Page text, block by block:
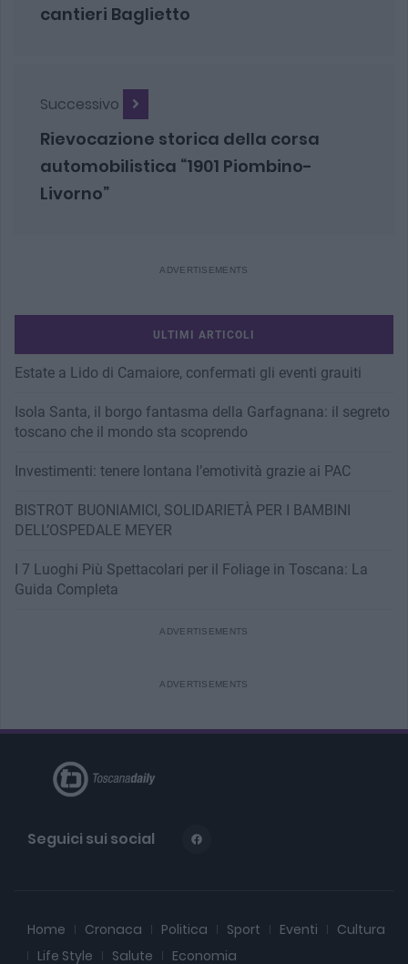
cantieri Baglietto
Successivo
Rievocazione storica della corsa
automobilistica “1901 Piombino-
Livorno”
ULTIMI ARTICOLI
Estate a Lido di Camaiore, confermati gli eventi grauiti
Isola Santa, il borgo fantasma della Garfagnana: il segreto
toscano che il mondo sta scoprendo
Investimenti: tenere lontana l’emotività grazie ai PAC
BISTROT BUONIAMICI, SOLIDARIETÀ PER I BAMBINI
DELL’OSPEDALE MEYER
I 7 Luoghi Più Spettacolari per il Foliage in Toscana: La
Guida Completa
Seguici sui social
Home Cronaca Politica Sport Eventi
Cultura
Life Style
Salute Economia